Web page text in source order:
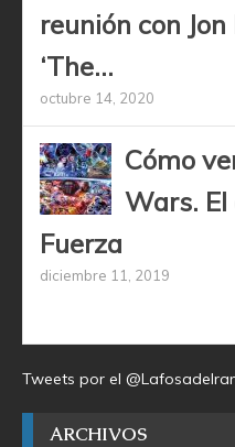
reunión con
‘The...
octubre 14, 2020
Cómo
Wars. El
Fuerza
diciembre 11, 2019
Tweets por el
ARCHIVOS